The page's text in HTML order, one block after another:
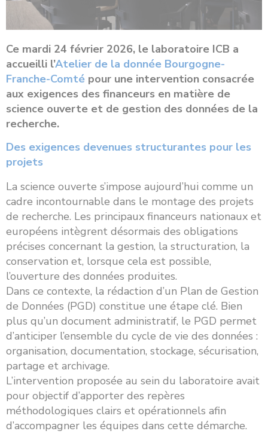
Ce mardi 24 février 2026, le laboratoire ICB a
accueilli l’Atelier de la donnée Bourgogne-
Franche-Comté pour une intervention consacrée
aux exigences des financeurs en matière de
science ouverte et de gestion des données de la
recherche.
Des exigences devenues structurantes pour les
projets
La science ouverte s’impose aujourd’hui comme un
cadre incontournable dans le montage des projets
de recherche. Les principaux financeurs nationaux et
européens intègrent désormais des obligations
précises concernant la gestion, la structuration, la
conservation et, lorsque cela est possible,
l’ouverture des données produites.
Dans ce contexte, la rédaction d’un Plan de Gestion
de Données (PGD) constitue une étape clé. Bien
plus qu’un document administratif, le PGD permet
d’anticiper l’ensemble du cycle de vie des données :
organisation, documentation, stockage, sécurisation,
partage et archivage.
L’intervention proposée au sein du laboratoire avait
pour objectif d’apporter des repères
méthodologiques clairs et opérationnels afin
d’accompagner les équipes dans cette démarche.